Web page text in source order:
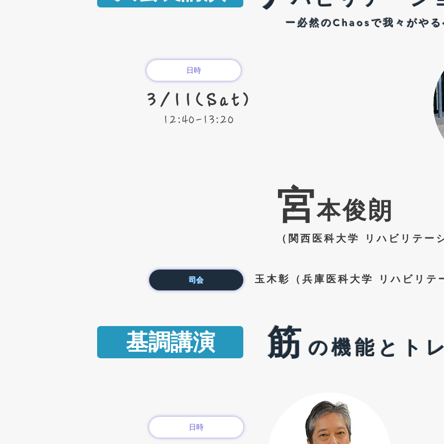
ー必然のChaosで我 々がや
日時
3/11(Sat)
12:40-13:20
​宮本俊朗
（ 関 西医科大学 リハビリテー
司会 玉木彰（兵庫医科大学 リハビリテ
基調講演 筋 の機能とト
日時